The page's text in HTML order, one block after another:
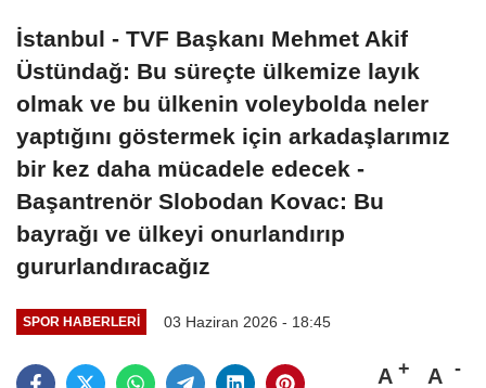
İstanbul - TVF Başkanı Mehmet Akif
Üstündağ: Bu süreçte ülkemize layık
olmak ve bu ülkenin voleybolda neler
yaptığını göstermek için arkadaşlarımız
bir kez daha mücadele edecek -
Başantrenör Slobodan Kovac: Bu
bayrağı ve ülkeyi onurlandırıp
gururlandıracağız
SPOR HABERLERI 03 Haziran 2026 - 18:45
A A